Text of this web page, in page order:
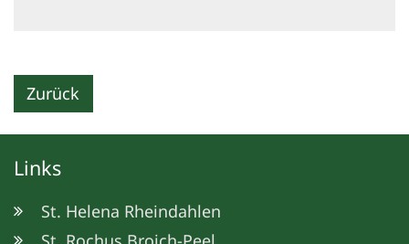
Zurück
Links
St. Helena Rheindahlen